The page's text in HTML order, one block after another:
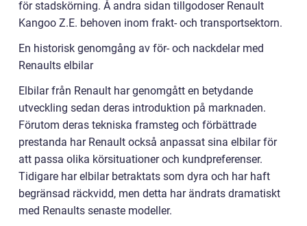
för stadskörning. Å andra sidan tillgodoser Renault
Kangoo Z.E. behoven inom frakt- och transportsektorn.
En historisk genomgång av för- och nackdelar med
Renaults elbilar
Elbilar från Renault har genomgått en betydande
utveckling sedan deras introduktion på marknaden.
Förutom deras tekniska framsteg och förbättrade
prestanda har Renault också anpassat sina elbilar för
att passa olika körsituationer och kundpreferenser.
Tidigare har elbilar betraktats som dyra och har haft
begränsad räckvidd, men detta har ändrats dramatiskt
med Renaults senaste modeller.